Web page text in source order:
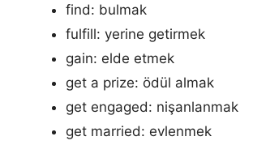
find: bulmak
fulfill: yerine getirmek
gain: elde etmek
get a prize: ödül almak
get engaged: nişanlanmak
get married: evlenmek